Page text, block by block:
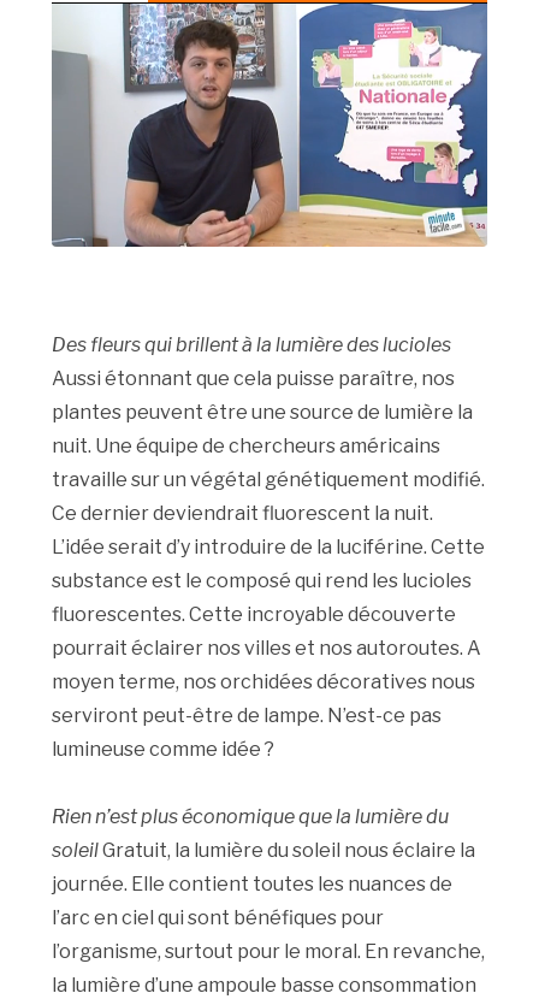
Des fleurs qui brillent à la lumière des lucioles
Aussi étonnant que cela puisse paraître, nos
plantes peuvent être une source de lumière la
nuit. Une équipe de chercheurs américains
travaille sur un végétal génétiquement modifié.
Ce dernier deviendrait fluorescent la nuit.
L’idée serait d’y introduire de la luciférine. Cette
substance est le composé qui rend les lucioles
fluorescentes. Cette incroyable découverte
pourrait éclairer nos villes et nos autoroutes. A
moyen terme, nos orchidées décoratives nous
serviront peut-être de lampe. N’est-ce pas
lumineuse comme idée ?
Rien n’est plus économique que la lumière du
soleilGratuit, la lumière du soleil nous éclaire la
journée. Elle contient toutes les nuances de
l’arc en ciel qui sont bénéfiques pour
l’organisme, surtout pour le moral. En revanche,
la lumière d’une ampoule basse consommation